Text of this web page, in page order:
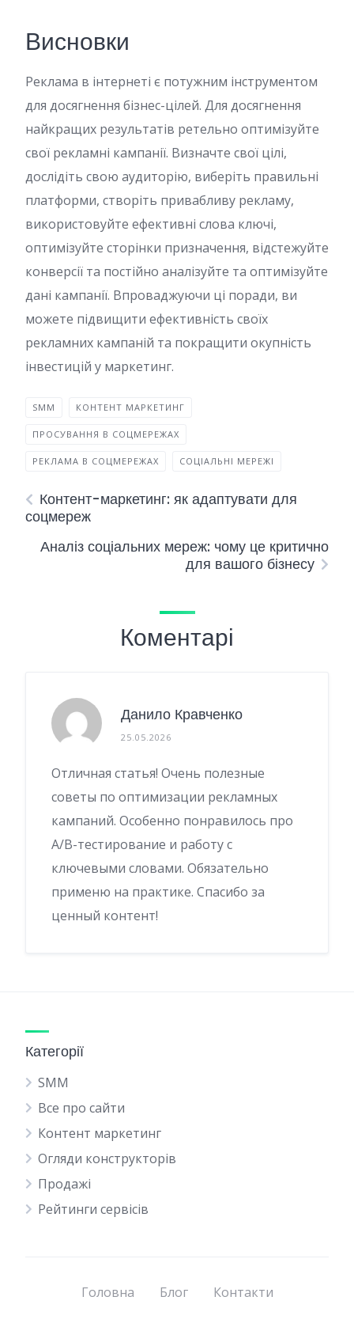
Висновки
Реклама в інтернеті є потужним інструментом
для досягнення бізнес-цілей. Для досягнення
найкращих результатів ретельно оптимізуйте
свої рекламні кампанії. Визначте свої цілі,
дослідіть свою аудиторію, виберіть правильні
платформи, створіть привабливу рекламу,
використовуйте ефективні слова ключі,
оптимізуйте сторінки призначення, відстежуйте
конверсії та постійно аналізуйте та оптимізуйте
дані кампанії. Впроваджуючи ці поради, ви
можете підвищити ефективність своїх
рекламних кампаній та покращити окупність
інвестицій у маркетинг.
SMM КОНТЕНТ МАРКЕТИНГ
ПРОСУВАННЯ В СОЦМЕРЕЖАХ
РЕКЛАМА В СОЦМЕРЕЖАХ СОЦІАЛЬНІ МЕРЕЖІ
Контент-маркетинг: як адаптувати для
соцмереж
Аналіз соціальних мереж: чому це критично
для вашого бізнесу
Коментарі
Данило Кравченко
25.05.2026
Отличная статья! Очень полезные
советы по оптимизации рекламных
кампаний. Особенно понравилось про
A/B-тестирование и работу с
ключевыми словами. Обязательно
применю на практике. Спасибо за
ценный контент!
Категорії
SMM
Все про сайти
Контент маркетинг
Огляди конструкторів
Продажі
Рейтинги сервісів
Головна Блог Контакти